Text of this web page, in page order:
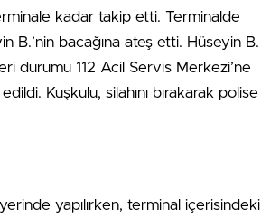
kadar takip etti. Terminalde
B.’nin bacağına ateş etti. Hüseyin B.
durumu 112 Acil Servis Merkezi’ne
Kuşkulu, silahını bırakarak polise
yapılırken, terminal içerisindeki